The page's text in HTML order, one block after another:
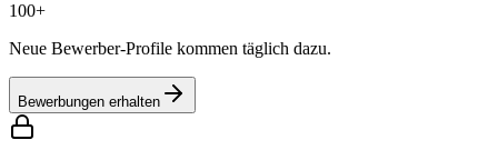
100+
Neue Bewerber-Profile kommen täglich dazu.
Bewerbungen erhalten